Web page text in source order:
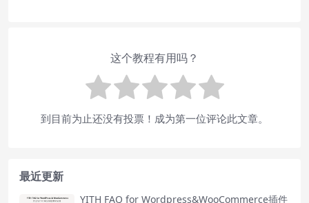
这个教程有用吗？
到目前为止还没有投票！成为第一位评论此文章。
最近更新
YITH FAQ for Wordpress&WooCommerce插件